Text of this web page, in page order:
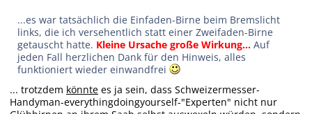
...es war tatsächlich die Einfaden-Birne beim Bremslicht
links, die ich versehentlich statt einer Zweifaden-Birne
getauscht hatte. Kleine Ursache große Wirkung... Auf
jeden Fall herzlichen Dank für den Hinweis, alles
funktioniert wieder einwandfrei
... trotzdem könnte es ja sein, dass Schweizermesser-
Handyman-everythingdoingyourself-"Experten" nicht nur